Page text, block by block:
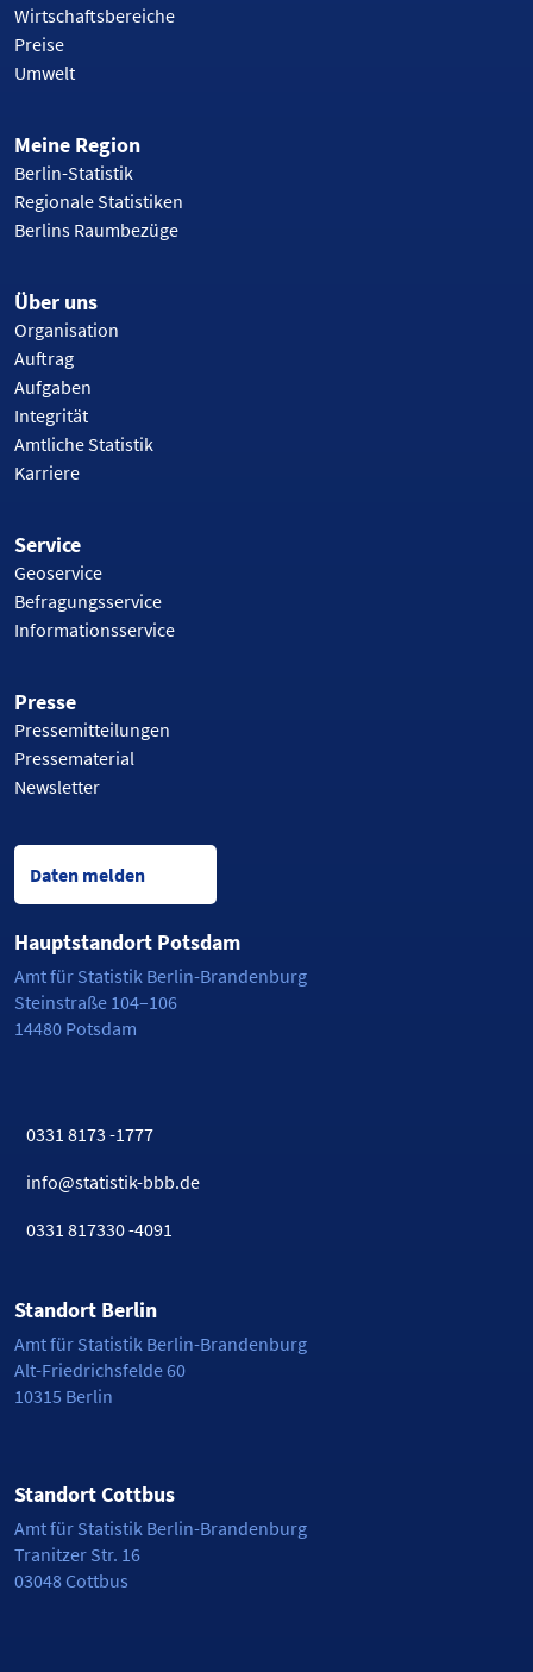
Wirtschaftsbereiche
Preise
Umwelt
Meine Region
Berlin-Statistik
Regionale Statistiken
Berlins Raumbezüge
Über uns
Organisation
Auftrag
Aufgaben
Integrität
Amtliche Statistik
Karriere
Service
Geoservice
Befragungsservice
Informationsservice
Presse
Pressemitteilungen
Pressematerial
Newsletter
Daten melden
Hauptstandort Potsdam
Amt für Statistik Berlin-Brandenburg
Steinstraße 104–106
14480 Potsdam
0331 8173 -1777
info@statistik-bbb.de
0331 817330 -4091
Standort Berlin
Amt für Statistik Berlin-Brandenburg
Alt-Friedrichsfelde 60
10315 Berlin
Standort Cottbus
Amt für Statistik Berlin-Brandenburg
Tranitzer Str. 16
03048 Cottbus